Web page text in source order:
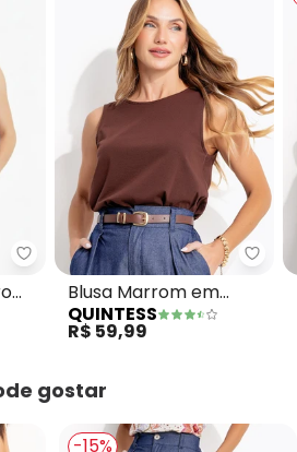
Quintess - Blusa Laranja
Blusa Marrom em
Malha de Algodão
QUINTESS
R$ 59,99
gostar
-15%